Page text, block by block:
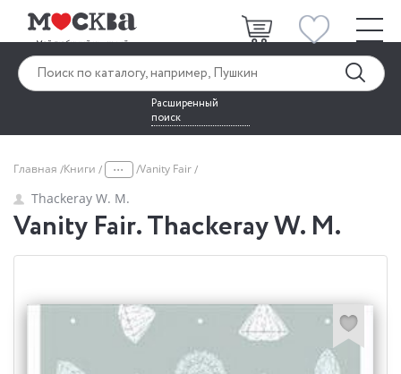
Расширенный
поиск
Главная Книги ... Vanity Fair
Thackeray W. M.
Vanity Fair. Thackeray W. M.